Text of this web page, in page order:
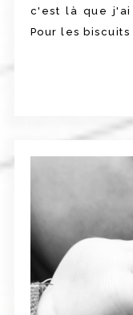
c'est là que j'ai
Pour les